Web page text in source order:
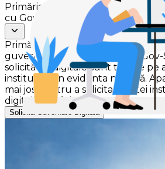
Primăria Comunei Butea nu are o
cu Gov-Smart.
Primăria Comunei Butea nu
guvernare digitală oferită de Gov-
solicitările digitale sunt trimise pe
instituției din evidenta noastră.
mai jos pentru a solicita acestei
digitalizeze folosind Gov-Smart.
Solicită Guvernare Digitală